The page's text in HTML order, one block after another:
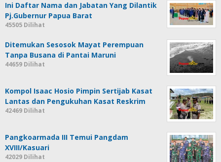
Ini Daftar Nama dan Jabatan Yang Dilantik
Pj.Gubernur Papua Barat
45505 Dilihat
Ditemukan Sesosok Mayat Perempuan
Tanpa Busana di Pantai Maruni
44659 Dilihat
Kompol Isaac Hosio Pimpin Sertijab Kasat
Lantas dan Pengukuhan Kasat Reskrim
42469 Dilihat
Pangkoarmada III Temui Pangdam
XVIII/Kasuari
42029 Dilihat